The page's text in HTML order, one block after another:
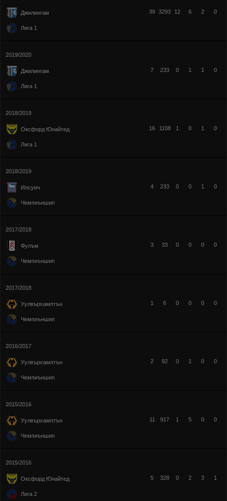
Джилингам
Лига 1
39 3293 12 6 2 0
2019/2020
Джилингам
Лига 1
7 233 0 1 1 0
2018/2019
Оксфорд Юнайтед
Лига 1
16 1108 1 0 1 0
2018/2019
Ипсуич
Чемпиъншип
4 233 0 0 1 0
2017/2018
Фулъм
Чемпиъншип
3 33 0 0 0 0
2017/2018
Уулвърхамптън
Чемпиъншип
1 6 0 0 0 0
2016/2017
Уулвърхамптън
Чемпиъншип
2 92 0 1 0 0
2015/2016
Уулвърхамптън
Чемпиъншип
11 917 1 5 0 0
2015/2016
Оксфорд Юнайтед
Лига 2
5 328 0 2 3 1